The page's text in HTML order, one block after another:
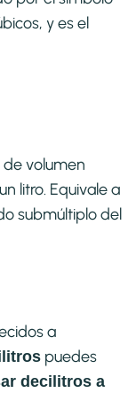
y es el
volumen
litro. Equivale a
submúltiplo del
a
puedes
decilitros a